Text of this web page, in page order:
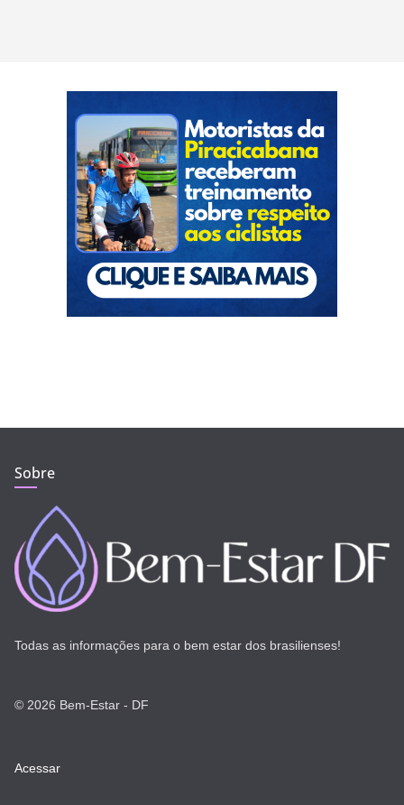
Sobre
Todas as informações para o bem estar dos brasilienses!
© 2026 Bem-Estar - DF
Acessar